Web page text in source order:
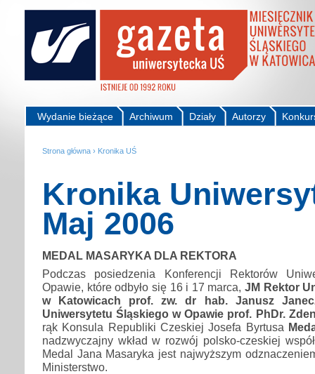
Autorzy
Działy
Archiwum
Wydanie bieżące
Strona główna › Kronika UŚ
Kronika
Maj 2006
MEDAL MASARYKA DLA REKTORA
Podczas posiedzenia Konferencji Rektorów
Opawie, które odbyło się 16 i 17 marca,JM Rektor
w Katowicach prof. zw. dr hab. Janusz
Uniwersytetu Śląskiego w Opawie prof. PhDr.
rąk Konsula Republiki Czeskiej Josefa Byrtusa
nadzwyczajny wkład w rozwój polsko-czeskiej
Medal Jana Masaryka jest najwyższym
Ministerstwo.